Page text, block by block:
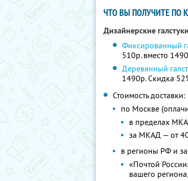
ЧТО ВЫ ПОЛУЧИТЕ ПО
Дизайнерские
Фиксированный
510р. вместо
Деревянный
1490р. Скидка
Стоимость доставки:
по Москве
в пределах
за МКАД — от
в регионы РФ и
«Почтой
вашего